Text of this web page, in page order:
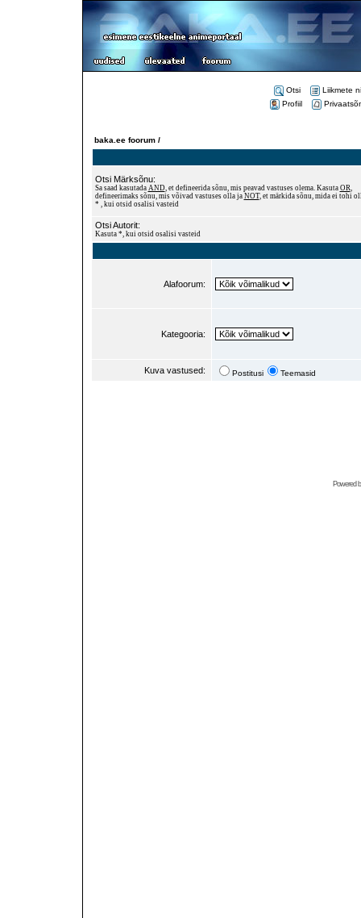
Otsi
Liikmete
Profiil
baka.ee foorum /
Otsi Märksõnu:
Sa saad kasutada AND, et defineerida sõnu, mis peavad vastuses olema. Kasuta OR,
defineerimaks sõnu, mis võivad vastuses olla ja NOT, et märkida sõnu, mida ei tohi
* , kui otsid osalisi vasteid
Otsi Autorit:
Kasuta *, kui otsid osalisi vasteid
Alafoorum:
Kategooria:
Kuva vastused: Postitusi Teemasid
Powered